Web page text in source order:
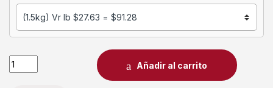
Añadir al carrito